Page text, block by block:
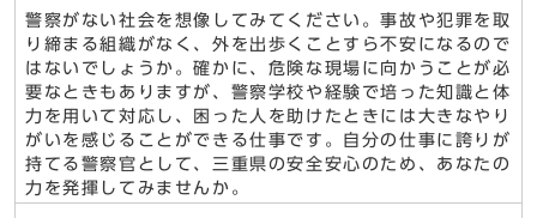
警察がない社会を想像してみてください。事故や犯罪を取
り締まる組織がなく、外を出歩くことすら不安になるので
はないでしょうか。確かに、危険な現場に向かうことが必
要なときもありますが、警察学校や経験で培った知識と体
力を用いて対応し、困った人を助けたときには大きなやり
がいを感じることができる仕事です。自分の仕事に誇りが
持てる警察官として、三重県の安全安心のため、あなたの
力を発揮してみませんか。